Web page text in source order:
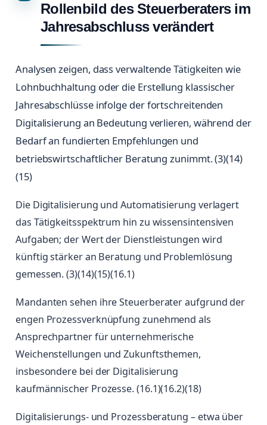
Rollenbild des Steuerberaters im
Jahresabschluss verändert
Analysen zeigen, dass verwaltende Tätigkeiten wie
Lohnbuchhaltung oder die Erstellung klassischer
Jahresabschlüsse infolge der fortschreitenden
Digitalisierung an Bedeutung verlieren, während der
Bedarf an fundierten Empfehlungen und
betriebswirtschaftlicher Beratung zunimmt. (3)(14)
(15)
Die Digitalisierung und Automatisierung verlagert
das Tätigkeitsspektrum hin zu wissensintensiven
Aufgaben; der Wert der Dienstleistungen wird
künftig stärker an Beratung und Problemlösung
gemessen. (3)(14)(15)(16.1)
Mandanten sehen ihre Steuerberater aufgrund der
engen Prozessverknüpfung zunehmend als
Ansprechpartner für unternehmerische
Weichenstellungen und Zukunftsthemen,
insbesondere bei der Digitalisierung
kaufmännischer Prozesse. (16.1)(16.2)(18)
Digitalisierungs- und Prozessberatung – etwa über